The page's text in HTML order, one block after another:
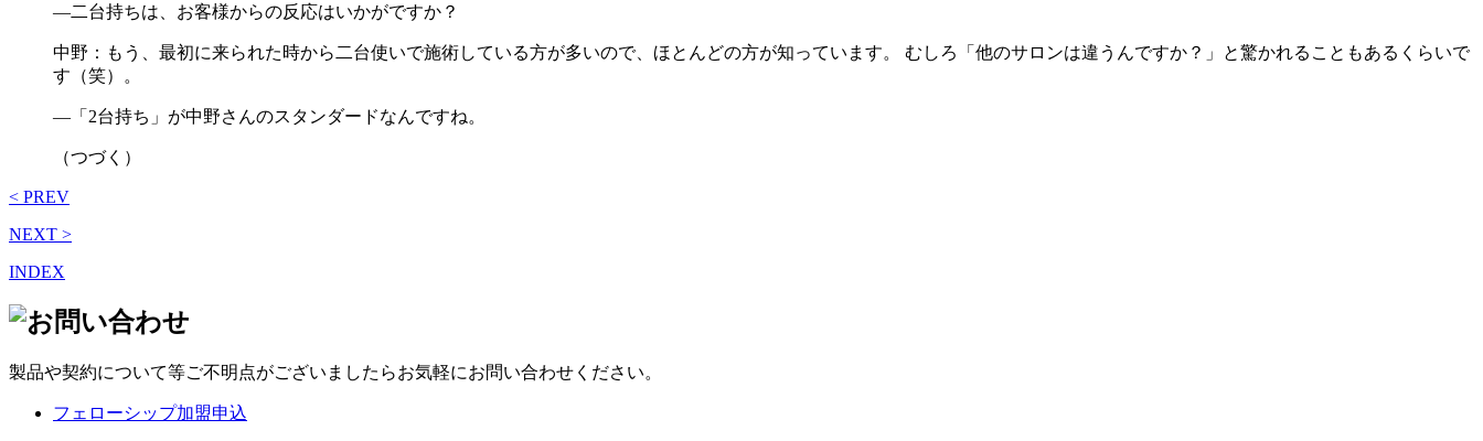
―二台持ちは、お客様からの反応はいかがですか？
中野：もう、最初に来られた時から二台使いで施術している方が多いので、ほとんどの方が知っています。 むしろ「他のサロンは違うんですか？」と驚かれることもあるくらいで
す（笑）。
―「2台持ち」が中野さんのスタンダードなんですね。
（つづく）
< PREV
NEXT >
INDEX
製品や契約について等ご不明点がございましたらお気軽にお問い合わせください。
フェローシップ加盟申込